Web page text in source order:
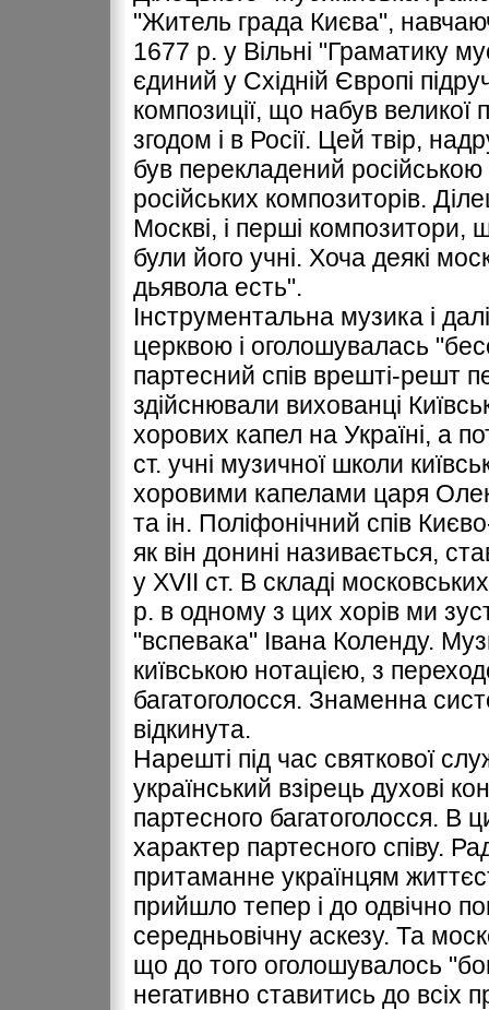
"Житель града Києва",
1677 р. у Вільні "Граматику
єдиний у Східній Європі
композиції, що набув великої
згодом і в Росії. Цей твір,
був перекладений російською
російських композиторів.
Москві, і перші композитори,
були його учні. Хоча деякі
дьявола есть".
Інструментальна музика і
церквою і оголошувалась
партесний спів врешті-решт
здійснювали вихованці
хорових капел на Україні, а
ст. учні музичної школи
хоровими капелами царя
та ін. Поліфонічний спів
як він донині називається,
у ХVІІ ст. В складі
р. в одному з цих хорів ми
"вспевака" Івана Коленду.
київською нотацією, з
багатоголосся. Знаменна
відкинута.
Нарешті під час святкової
український взірець духові
партесного багатоголосся. В
характер партесного співу.
притаманне українцям
прийшло тепер і до одвічно
середньовічну аскезу. Та
що до того оголошувалось
негативно ставитись до всіх